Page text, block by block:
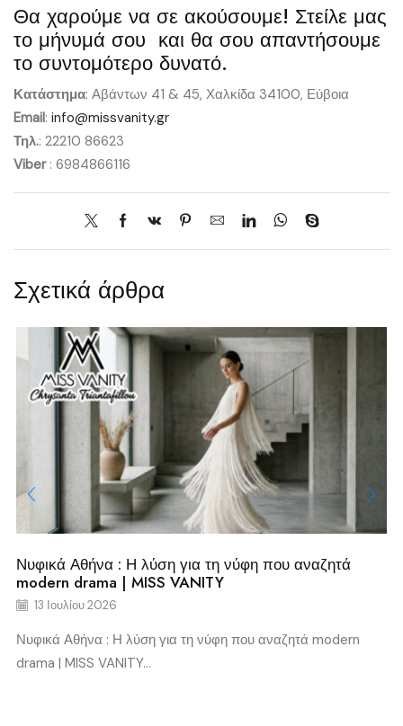
Θα χαρούμε να σε ακούσουμε! Στείλε μας
το μήνυμά σου και θα σου απαντήσουμε
το συντομότερο δυνατό.
Κατάστημα: Αβάντων 41 & 45, Χαλκίδα 34100, Εύβοια
Email: info@missvanity.gr
Τηλ.: 22210 86623
Viber : 6984866116
Σχετικά άρθρα
Νυφικά Αθήνα : Η λύση για τη νύφη που αναζητά
modern drama | MISS VANITY
13 Ιουλίου 2026
Νυφικά Αθήνα : Η λύση για τη νύφη που αναζητά modern
drama | MISS VANITY...